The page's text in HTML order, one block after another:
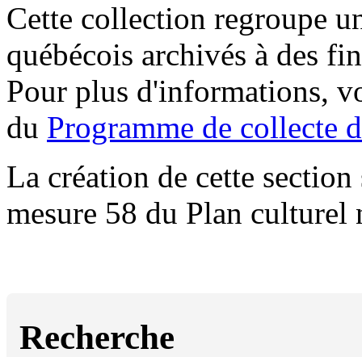
Cette collection regroupe
québécois archivés à des
Pour plus d'informations,
du Programme de collecte
La création de cette
mesure 58 du Plan culturel
Recherche